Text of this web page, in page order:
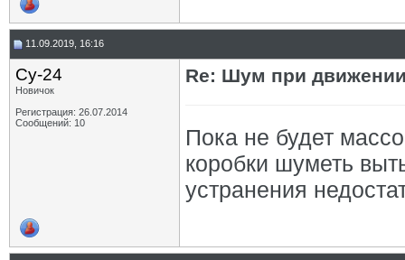
11.09.2019, 16:16
Су-24
Новичок
Регистрация: 26.07.2014
Сообщений: 10
Re: Шум при
Пока не будет
коробки шуметь
устранения